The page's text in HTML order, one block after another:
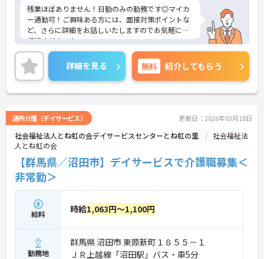
残業ほぼありません！日勤のみの勤務です◎マイカ
ー通勤可！ご興味ある方には、面接対策ポイントな
ど、さらに詳細をお話しいたしますのでお気軽にご
相談ください！
詳細を見る 無料 紹介してもらう
通所介護（デイサービス） 更新日：2026年03月18日
社会福祉法人とね虹の会デイサービスセンターとね虹の里
社会福祉法
人とね虹の会
【群馬県／沼田市】デイサービスで介護職募集＜
非常勤＞
給料 時給1,063円～1,100円
勤務地
群馬県 沼田市 東原新町１８５５－１
ＪＲ上越線「沼田駅」バス・車5分